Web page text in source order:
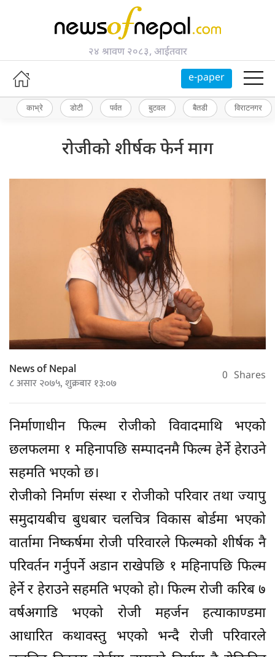
२४ श्रावण २०८३, आईतवार
e-paper
काभ्रे डोटी पर्वत बुटवल बैतडी विराटनगर
रोजीको शीर्षक फेर्न माग
News of Nepal
८ असार २०७५, शुक्रबार १३:०७ 0 Shares
निर्माणाधीन फिल्म रोजीको विवादमाथि भएको
छलफलमा १ महिनापछि सम्पादनमै फिल्म हेर्ने हेराउने
सहमति भएको छ।
रोजीको निर्माण संस्था र रोजीको परिवार तथा ज्यापु
समुदायबीच बुधबार चलचित्र विकास बोर्डमा भएको
वार्तामा निष्कर्षमा रोजी परिवारले फिल्मको शीर्षक नै
परिवर्तन गर्नुपर्ने अडान राखेपछि १ महिनापछि फिल्म
हेर्ने र हेराउने सहमति भएको हो। फिल्म रोजी करिब ७
वर्षअगाडि भएको रोजी महर्जन हत्याकाण्डमा
आधारित कथावस्तु भएको भन्दै रोजी परिवारले